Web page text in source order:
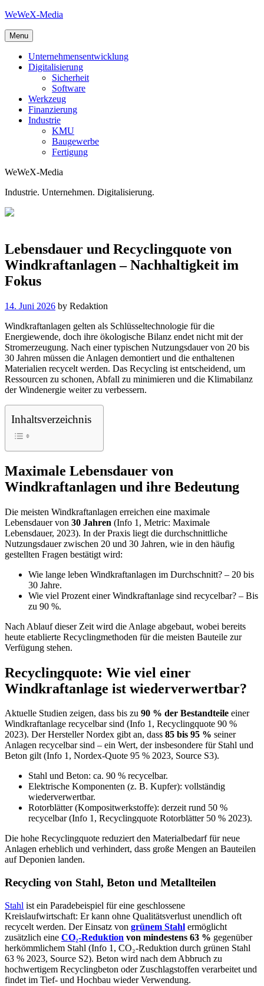
Skip
content
WeWeX-Media
Menu
Unternehmensentwicklung
Digitalisierung
Sicherheit
Software
Werkzeug
Finanzierung
Industrie
KMU
Baugewerbe
Fertigung
WeWeX-Media
Industrie. Unternehmen. Digitalisierung.
Lebensdauer und Recyclingquote von
Windkraftanlagen – Nachhaltigkeit im
Fokus
14. Juni 2026 by Redaktion
Windkraftanlagen gelten als Schlüsseltechnologie für die
Energiewende, doch ihre ökologische Bilanz endet nicht mit der
Stromerzeugung. Nach einer typischen Nutzungsdauer von 20 bis
30 Jahren müssen die Anlagen demontiert und die enthaltenen
Materialien recycelt werden. Das Recycling ist entscheidend, um
Ressourcen zu schonen, Abfall zu minimieren und die Klimabilanz
der Windenergie weiter zu verbessern.
Inhaltsverzeichnis
Maximale Lebensdauer von
Windkraftanlagen und ihre Bedeutung
Die meisten Windkraftanlagen erreichen eine maximale
Lebensdauer von 30 Jahren (Info 1, Metric: Maximale
Lebensdauer, 2023). In der Praxis liegt die durchschnittliche
Nutzungsdauer zwischen 20 und 30 Jahren, wie in den häufig
gestellten Fragen bestätigt wird:
Wie lange leben Windkraftanlagen im Durchschnitt? – 20 bis
30 Jahre.
Wie viel Prozent einer Windkraftanlage sind recycelbar? – Bis
zu 90 %.
Nach Ablauf dieser Zeit wird die Anlage abgebaut, wobei bereits
heute etablierte Recyclingmethoden für die meisten Bauteile zur
Verfügung stehen.
Recyclingquote: Wie viel einer
Windkraftanlage ist wiederverwertbar?
Aktuelle Studien zeigen, dass bis zu 90 % der Bestandteile einer
Windkraftanlage recycelbar sind (Info 1, Recyclingquote 90 %
2023). Der Hersteller Nordex gibt an, dass 85 bis 95 % seiner
Anlagen recycelbar sind – ein Wert, der insbesondere für Stahl und
Beton gilt (Info 1, Nordex-Quote 95 % 2023, Source S3).
Stahl und Beton: ca. 90 % recycelbar.
Elektrische Komponenten (z. B. Kupfer): vollständig
wiederverwertbar.
Rotorblätter (Kompositwerkstoffe): derzeit rund 50 %
recycelbar (Info 1, Recyclingquote Rotorblätter 50 % 2023).
Die hohe Recyclingquote reduziert den Materialbedarf für neue
Anlagen erheblich und verhindert, dass große Mengen an Bauteilen
auf Deponien landen.
Recycling von Stahl, Beton und Metallteilen
Stahl ist ein Paradebeispiel für eine geschlossene
Kreislaufwirtschaft: Er kann ohne Qualitätsverlust unendlich oft
recycelt werden. Der Einsatz von grünem Stahl ermöglicht
zusätzlich eine CO₂-Reduktion von mindestens 63 % gegenüber
herkömmlichem Stahl (Info 1, CO₂-Reduktion durch grünen Stahl
63 % 2023, Source S2). Beton wird nach dem Abbruch zu
hochwertigem Recyclingbeton oder Zuschlagstoffen verarbeitet und
findet im Tief- und Hochbau wieder Verwendung.